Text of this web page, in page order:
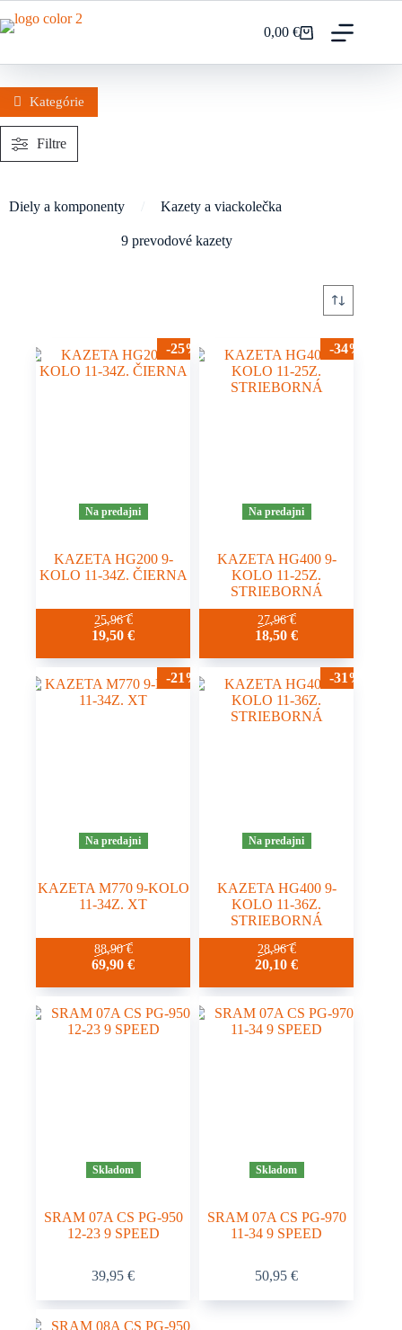
na
Nákupný
0,00€
Diely a komponenty Kazety a viackolečka
9 prevodové kazety
-25%
Na predajni
KAZETA HG200 9-
KOLO 11-34Z. ČIERNA
25,96€
19,50€
-34%
Na predajni
KAZETA HG400 9-
KOLO 11-25Z.
STRIEBORNÁ
27,96€
18,50€
-21%
Na predajni
KAZETA M770 9-KOLO
11-34Z. XT
88,90€
69,90€
-31%
Na predajni
KAZETA HG400 9-
KOLO 11-36Z.
STRIEBORNÁ
28,96€
20,10€
Skladom
SRAM 07A CS PG-950
12-23 9 SPEED
39,95€
Skladom
SRAM 07A CS PG-970
11-34 9 SPEED
50,95€
Kategórie
Filtre